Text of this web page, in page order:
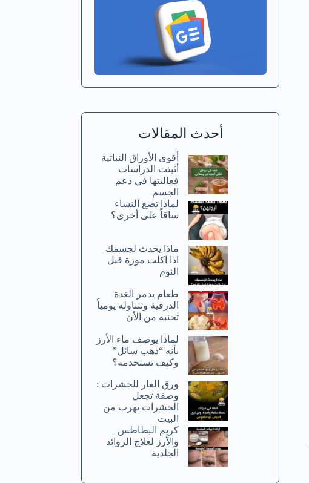
أحدث المقالات
أقوى الأوراق النباتية
أثبتت الدراسات
فعاليتها في دعم
الجسم
لماذا تضع النساء
ساقاً على أخرى؟
ماذا يحدث لجسمك
اذا اكلت موزة قبل
النوم
طعام يدمر الغدة
الدرقية وتتناوله يومياً
تجنبه من الأن
لماذا يوصف ماء الأرز
بأنه “ذهب سائل”
وكيف تستخدمه؟
ورق الغار للحشرات :
وصفة تجعل
الحشرات تهرب من
البيت
كريم البطاطس
والأرز لعلاج الزوائد
الجلدية